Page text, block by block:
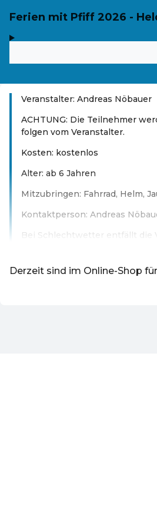
Ferien mit Pfiff 2026 -
Veranstalter: Andreas Nöbauer
ACHTUNG: Die Teilnehmer
folgen vom Veranstalter.
Kosten: kostenlos
Alter: ab 6 Jahren
Mitzubringen: Fahrrad, Helm,
Kontaktperson: Andreas
Bei Schlechtwetter entfällt die
Derzeit sind im Online-Shop